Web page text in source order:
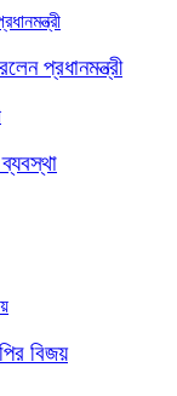
প্রধানমন্ত্রী
বিজয়